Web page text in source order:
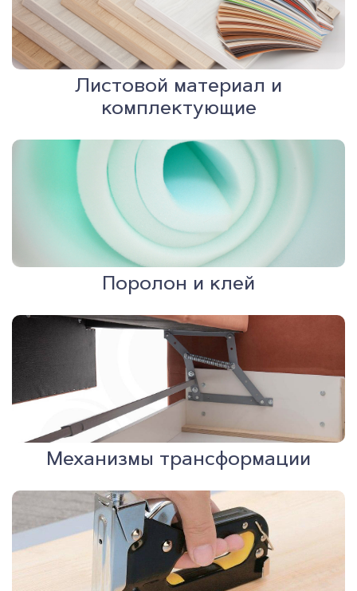
Листовой материал и
комплектующие
Поролон и клей
Механизмы трансформации